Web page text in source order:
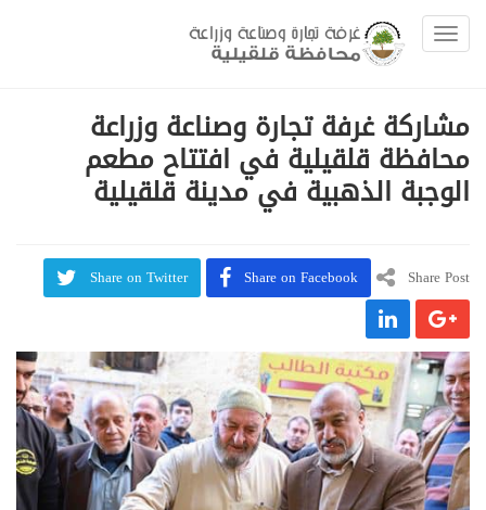
Toggle navigation
مشاركة غرفة تجارة وصناعة وزراعة
محافظة قلقيلية في افتتاح مطعم
الوجبة الذهبية في مدينة قلقيلية
Share Post
Share on Facebook
Share on Twitter